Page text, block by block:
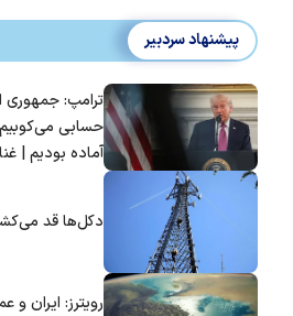
پیشنهاد سردبیر
ترامپ: جمهوری
حسابی می‌کوبیم
آماده بودیم |
دکل‌ها قد
رویترز: ایران و